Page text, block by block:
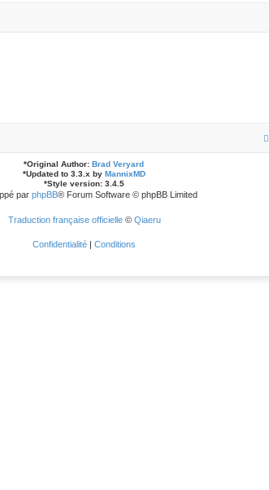
*Original Author: Brad Veryard
*Updated to 3.3.x by MannixMD
*Style version: 3.4.5
par phpBB® Forum Software © phpBB Limited
Traduction française officielle© Qiaeru
Confidentialité | Conditions